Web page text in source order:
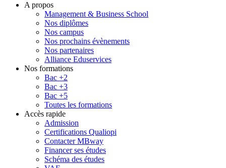
A propos
Management & Business School
Nos diplômes
Nos campus
Nos prochains évènements
Nos partenaires
Alliance Eduservices
Nos formations
Bac +2
Bac +3
Bac +5
Toutes les formations
Accès rapide
Admission
Certifications Qualiopi
Contacter MBway
Financer ses études
Schéma des études